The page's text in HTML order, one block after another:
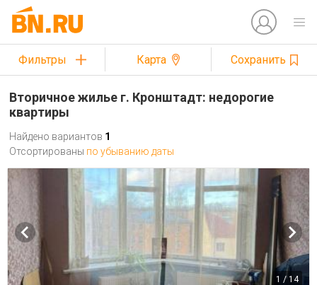
Фильтры Карта Сохранить
Вторичное жилье г. Кронштадт: недорогие
квартиры
Найдено вариантов 1
Отсортированы по убыванию даты
1 / 14